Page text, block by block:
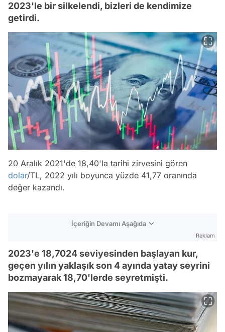
2023'le bir silkelendi, bizleri de kendimize
getirdi.
20 Aralık 2021'de 18,40'la tarihi zirvesini gören
dolar/TL, 2022 yılı boyunca yüzde 41,77 oranında
değer kazandı.
İçeriğin Devamı Aşağıda
Reklam
2023'e 18,7024 seviyesinden başlayan kur,
geçen yılın yaklaşık son 4 ayında yatay seyrini
bozmayarak 18,70'lerde seyretmişti.